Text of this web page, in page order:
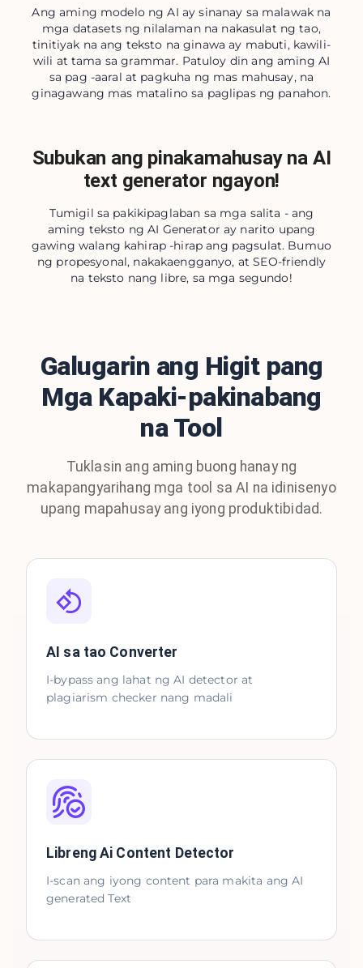
Ang aming modelo ng AI ay sinanay sa malawak na
mga datasets ng nilalaman na nakasulat ng tao,
tinitiyak na ang teksto na ginawa ay mabuti, kawili-
wili at tama sa grammar. Patuloy din ang aming AI
sa pag -aaral at pagkuha ng mas mahusay, na
ginagawang mas matalino sa paglipas ng panahon.
Subukan ang pinakamahusay na AI
text generator ngayon!
Tumigil sa pakikipaglaban sa mga salita - ang
aming teksto ng AI Generator ay narito upang
gawing walang kahirap -hirap ang pagsulat. Bumuo
ng propesyonal, nakakaengganyo, at SEO-friendly
na teksto nang libre, sa mga segundo!
Galugarin ang Higit pang
Mga Kapaki-pakinabang
na Tool
Tuklasin ang aming buong hanay ng
makapangyarihang mga tool sa AI na idinisenyo
upang mapahusay ang iyong produktibidad.
AI sa tao Converter
I-bypass ang lahat ng AI detector at
plagiarism checker nang madali
Libreng Ai Content Detector
I-scan ang iyong content para makita ang AI
generated Text